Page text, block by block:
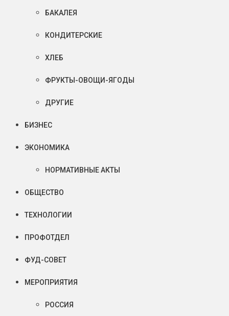
БАКАЛЕЯ
КОНДИТЕРСКИЕ
ХЛЕБ
ФРУКТЫ-ОВОЩИ-ЯГОДЫ
ДРУГИЕ
БИЗНЕС
ЭКОНОМИКА
НОРМАТИВНЫЕ АКТЫ
ОБЩЕСТВО
ТЕХНОЛОГИИ
ПРОФОТДЕЛ
ФУД-СОВЕТ
МЕРОПРИЯТИЯ
РОССИЯ